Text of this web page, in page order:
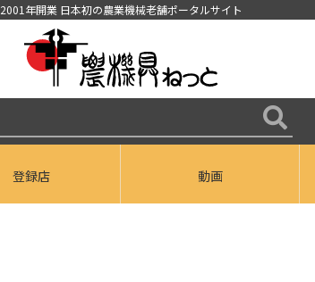
2001年開業 日本初の農業機械老舗ポータルサイト
登録店 動画